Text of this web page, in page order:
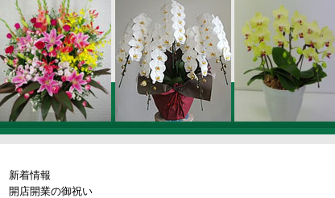
新着情報
開店開業の御祝い